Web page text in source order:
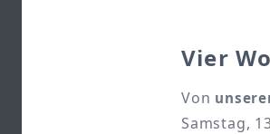
Vier
Von
Samstag,